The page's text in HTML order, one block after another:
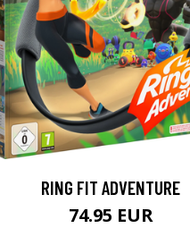
RING FIT ADVENTURE
74.95 EUR